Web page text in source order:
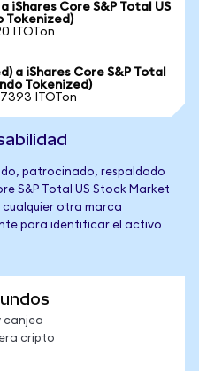
iShares Core S&P Total US
Tokenized)
ITOTon
a iShares Core S&P Total
Tokenized)
ITOTon
patrocinado, respaldado
S&P Total US Stock Market
cualquier otra marca
para identificar el activo
canjea
cripto